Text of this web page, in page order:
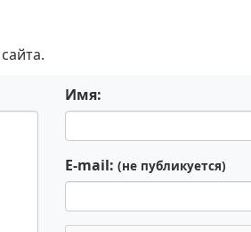
Имя:
E-mail: (не публикуется)